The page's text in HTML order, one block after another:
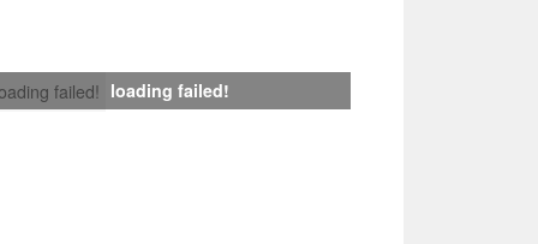
failed! loading failed!